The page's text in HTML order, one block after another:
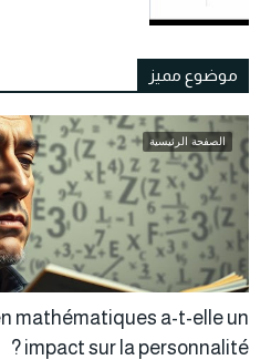
موضوع مميز
الصفحة الرئيسية
mathématiques a-t-elle un
impact sur la personnalité ?